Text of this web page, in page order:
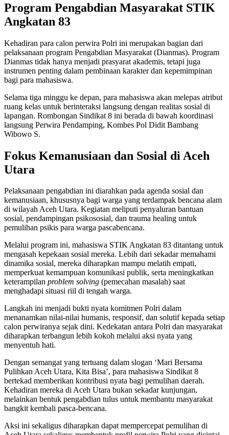
Program Pengabdian Masyarakat STIK
Angkatan 83
Kehadiran para calon perwira Polri ini merupakan bagian dari
pelaksanaan program Pengabdian Masyarakat (Dianmas). Program
Dianmas tidak hanya menjadi prasyarat akademis, tetapi juga
instrumen penting dalam pembinaan karakter dan kepemimpinan
bagi para mahasiswa.
Selama tiga minggu ke depan, para mahasiswa akan melepas atribut
ruang kelas untuk berinteraksi langsung dengan realitas sosial di
lapangan. Rombongan Sindikat 8 ini berada di bawah koordinasi
langsung Perwira Pendamping, Kombes Pol Didit Bambang
Wibowo S.
Fokus Kemanusiaan dan Sosial di Aceh
Utara
Pelaksanaan pengabdian ini diarahkan pada agenda sosial dan
kemanusiaan, khususnya bagi warga yang terdampak bencana alam
di wilayah Aceh Utara. Kegiatan meliputi penyaluran bantuan
sosial, pendampingan psikososial, dan trauma healing untuk
pemulihan psikis para warga pascabencana.
Melalui program ini, mahasiswa STIK Angkatan 83 ditantang untuk
mengasah kepekaan sosial mereka. Lebih dari sekadar memahami
dinamika sosial, mereka diharapkan mampu melatih empati,
memperkuat kemampuan komunikasi publik, serta meningkatkan
keterampilan problem solving (pemecahan masalah) saat
menghadapi situasi riil di tengah warga.
Langkah ini menjadi bukti nyata komitmen Polri dalam
menanamkan nilai-nilai humanis, responsif, dan solutif kepada setiap
calon perwiranya sejak dini. Kedekatan antara Polri dan masyarakat
diharapkan terbangun lebih kokoh melalui aksi nyata yang
menyentuh hati.
Dengan semangat yang tertuang dalam slogan ‘Mari Bersama
Pulihkan Aceh Utara, Kita Bisa’, para mahasiswa Sindikat 8
bertekad memberikan kontribusi nyata bagi pemulihan daerah.
Kehadiran mereka di Aceh Utara bukan sekadar kunjungan,
melainkan bentuk pengabdian tulus untuk membantu masyarakat
bangkit kembali pasca-bencana.
Aksi ini sekaligus diharapkan dapat mempercepat pemulihan di